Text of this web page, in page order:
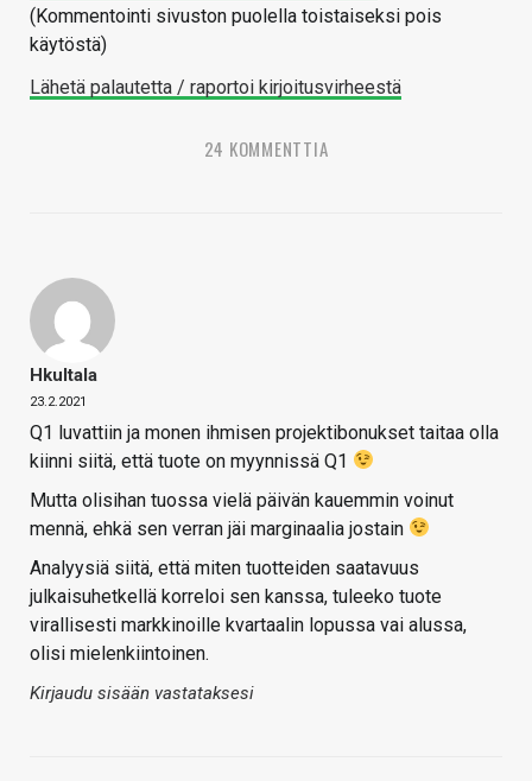
(Kommentointi sivuston puolella toistaiseksi pois
käytöstä)
Lähetä palautetta / raportoi kirjoitusvirheestä
24 KOMMENTTIA
Hkultala
23.2.2021
Q1 luvattiin ja monen ihmisen projektibonukset taitaa olla
kiinni siitä, että tuote on myynnissä Q1
Mutta olisihan tuossa vielä päivän kauemmin voinut
mennä, ehkä sen verran jäi marginaalia jostain
Analyysiä siitä, että miten tuotteiden saatavuus
julkaisuhetkellä korreloi sen kanssa, tuleeko tuote
virallisesti markkinoille kvartaalin lopussa vai alussa,
olisi mielenkiintoinen.
Kirjaudu sisään vastataksesi